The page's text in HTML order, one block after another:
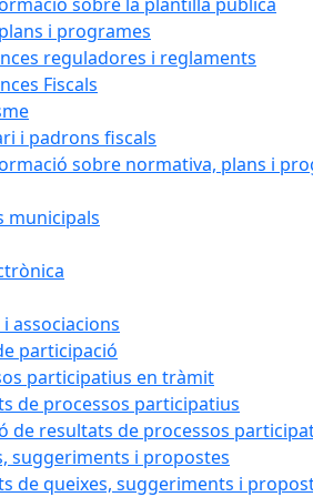
i programes
reguladores i reglaments
Fiscals
i padrons fiscals
sobre normativa, plans i
municipals
associacions
participació
participatius en tràmit
de processos participatius
de resultats de processos
suggeriments i propostes
de queixes, suggeriments i